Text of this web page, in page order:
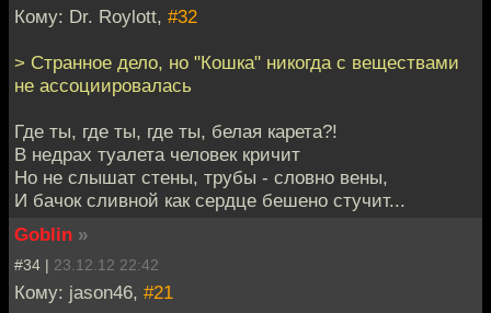
Кому: Dr. Roylott, #32
> Странное дело, но "Кошка" никогда с веществами
не ассоциировалась
Где ты, где ты, где ты, белая карета?!
В недрах туалета человек кричит
Но не слышат стены, трубы - словно вены,
И бачок сливной как сердце бешено стучит...
Goblin »
#34 | 23.12.12 22:42
Кому: jason46, #21